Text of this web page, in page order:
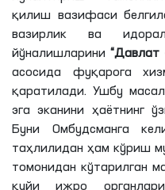
қилиш вазифаси
вазирлик ва
йўналишларини“Давлат
асосида фуқарога
қаратилади. Ушбу
эга эканини ҳаётнинг
Буни Омбудсманга
таҳлилидан ҳам кўриш
томонидан кўтарилган
қуйи ижро